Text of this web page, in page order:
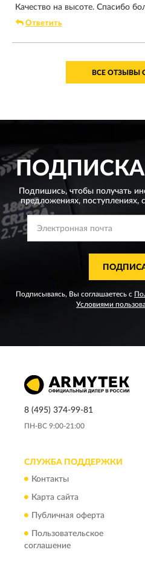
Качество на высоте. Спасибо
Ответить
ВСЕ ОТЗЫВЫ
ПОДПИСКА
Подпишись, чтобы получать
предложениях, поступлениях,
Подписываясь, Вы соглашаетесь с
Условиями
8 (495) 374-99-81
ПН-ВС 9:00-21:00
СЛУЖБА ПОДДЕРЖКИ
Контакты
Карта сайта
Публичная оферта
Пользовательское
соглашение